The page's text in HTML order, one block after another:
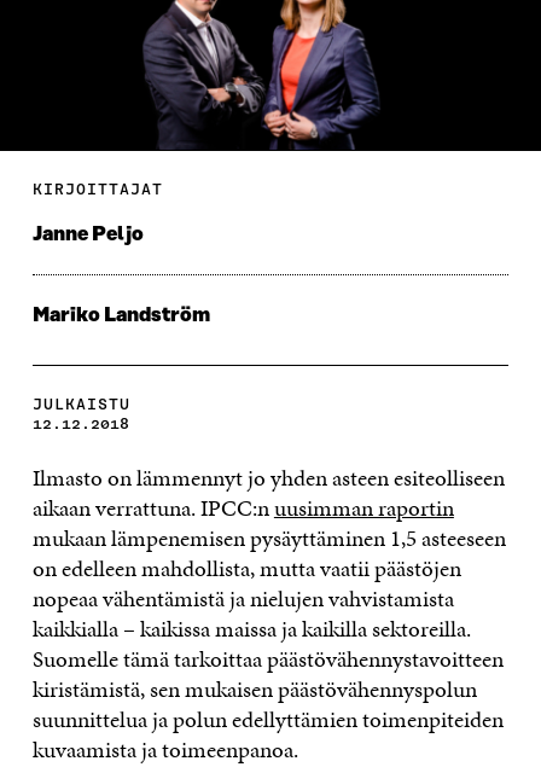
KIRJOITTAJAT
Janne Peljo
Mariko Landström
JULKAISTU
12.12.2018
Ilmasto on lämmennyt jo yhden asteen esiteolliseen
aikaan verrattuna. IPCC:nuusimman raportin
mukaan lämpenemisen pysäyttäminen 1,5 asteeseen
on edelleen mahdollista, mutta vaatii päästöjen
nopeaa vähentämistä ja nielujen vahvistamista
kaikkialla – kaikissa maissa ja kaikilla sektoreilla.
Suomelle tämä tarkoittaa päästövähennystavoitteen
kiristämistä, sen mukaisen päästövähennyspolun
suunnittelua ja polun edellyttämien toimenpiteiden
kuvaamista ja toimeenpanoa.